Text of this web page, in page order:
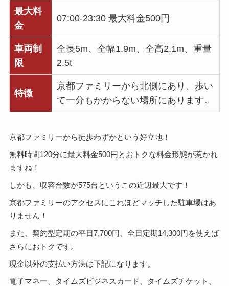
最大料
金
07:00-23:30 最大料金500円
車両制
限
全長5m、全幅1.9m、全高2.1m、重量
2.5t
特徴
京都ファミリーから北側にあり、歩い
て一分もかからない場所にあります。
京都ファミリーから徒歩わずかという好立地！
無料時間120分に最大料金500円とおトクな料金形態が惹かれ
ますね！
しかも、収容台数が575台というこの近辺最大です！
京都ファミリーのアクセスにこれほどマッチした駐車場はあ
りません！
また、契約型定期の平日7,700円、全日定期14,300円を使えば
さらにおトクです。
現金以外の支払い方法は下記になります。
電子マネー、タイムズビジネスカード、タイムズチケット、